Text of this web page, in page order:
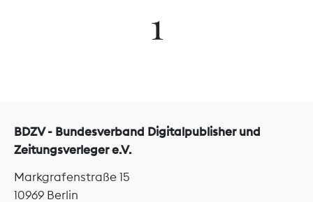
1
BDZV - Bundesverband Digitalpublisher und
Zeitungsverleger e.V.
Markgrafenstraße 15
10969 Berlin